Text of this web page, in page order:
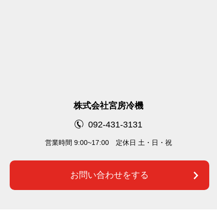
株式会社宮房冷機
092-431-3131
営業時間 9:00~17:00 定休⽇ 土・日・祝
お問い合わせをする